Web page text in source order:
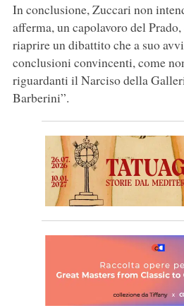
In conclusione, Zuccari non
afferma, un capolavoro del
riaprire un dibattito che a suo
conclusioni convincenti, come
riguardanti il Narciso della
Barberini”.